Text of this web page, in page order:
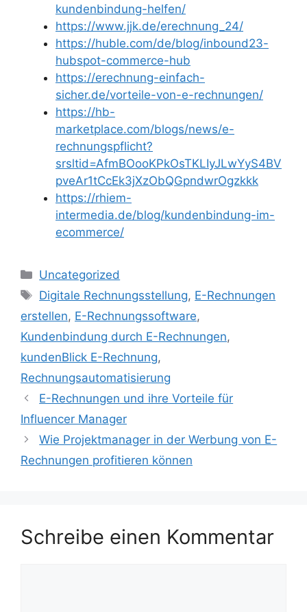
kundenbindung-helfen/
https://www.jjk.de/erechnung_24/
https://huble.com/de/blog/inbound23-
hubspot-commerce-hub
https://erechnung-einfach-
sicher.de/vorteile-von-e-rechnungen/
https://hb-
marketplace.com/blogs/news/e-
rechnungspflicht?
srsltid=AfmBOooKPkOsTKLIyJLwYyS4BV
pveAr1tCcEk3jXzObQGpndwrOgzkkk
https://rhiem-
intermedia.de/blog/kundenbindung-im-
ecommerce/
Kategorien
Uncategorized
Schlagwörter
Digitale Rechnungsstellung, E-Rechnungen
erstellen, E-Rechnungssoftware,
Kundenbindung durch E-Rechnungen,
kundenBlick E-Rechnung,
Rechnungsautomatisierung
E-Rechnungen und ihre Vorteile für
Influencer Manager
Wie Projektmanager in der Werbung von E-
Rechnungen profitieren können
Schreibe einen Kommentar